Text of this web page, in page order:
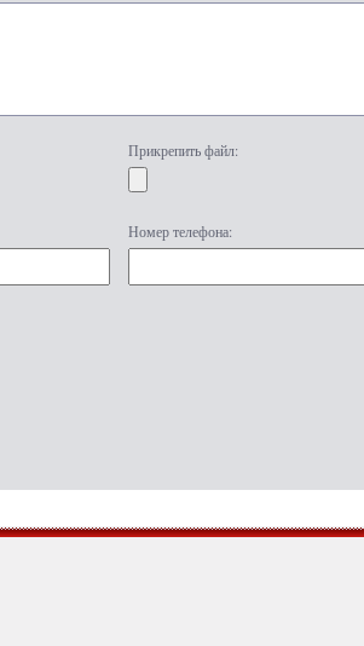
Прикрепить файл:
Номер телефона: